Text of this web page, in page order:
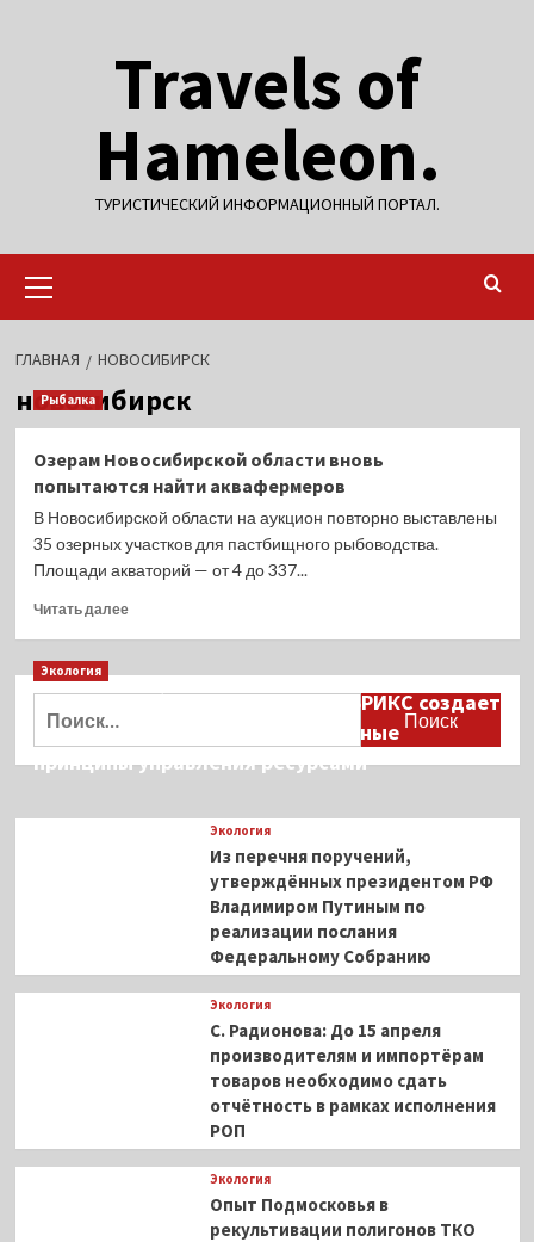
Travels of
Hameleon.
ТУРИСТИЧЕСКИЙ ИНФОРМАЦИОННЫЙ ПОРТАЛ.
меню
ГЛАВНАЯ НОВОСИБИРСК
новосибирск
Рыбалка
Озерам Новосибирской области вновь
попытаются найти аквафермеров
В Новосибирской области на аукцион повторно выставлены
35 озерных участков для пастбищного рыбоводства.
Площади акваторий — от 4 до 337...
Читать далееПрочитать
Озерам
Новосибирской
вновь
попытаются
Экология
Дмитрий Кобылкин: площадка БРИКС создает
возможность сформировать единые
принципы управления ресурсами
Экология
Из перечня поручений,
утверждённых президентом РФ
Владимиром Путиным по
реализации послания
Федеральному Собранию
Экология
С. Радионова: До 15 апреля
производителям и импортёрам
товаров необходимо сдать
отчётность в рамках исполнения
РОП
Экология
Опыт Подмосковья в
рекультивации полигонов ТКО